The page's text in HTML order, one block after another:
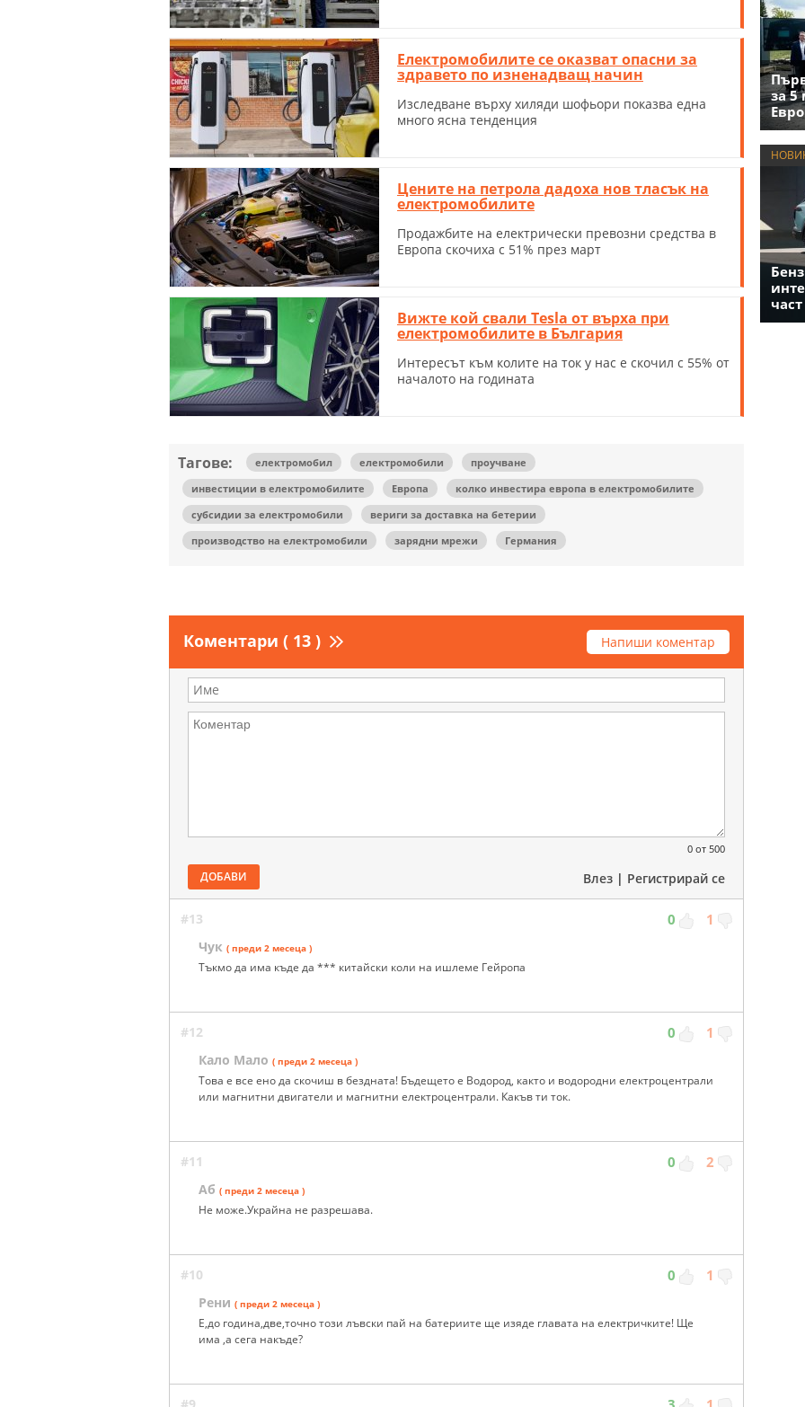
Електромобилите се оказват опасни за
здравето по изненадващ начин
Изследване върху хиляди шофьори показва една
много ясна тенденция
Цените на петрола дадоха нов тласък на
електромобилите
Продажбите на електрически превозни средства в
Европа скочиха с 51% през март
Вижте кой свали Tesla от върха при
електромобилите в България
Интересът към колите на ток у нас е скочил с 55% от
началото на годината
Тагове: електромобил електромобили
проучване
инвестиции в електромобилите
Европа
колко инвестира европа в електромобилите
субсидии за електромобили
вериги за доставка на бетерии
производство на електромобили
зарядни мрежи Германия
Коментари ( 13 ) Напиши коментар
0 от 500
ДОБАВИ Влез | Регистрирай се
#13 0 1
Чук ( преди 2 месеца )
Тъкмо да има къде да *** китайски коли на ишлеме Гейропа
#12 0 1
Кало Мало ( преди 2 месеца )
Това е все ено да скочиш в бездната! Бъдещето е Водород, както и водородни електроцентрали
или магнитни двигатели и магнитни електроцентрали. Какъв ти ток.
#11 0 2
Аб ( преди 2 месеца )
Не може.Украйна не разрешава.
#10 0 1
Рени ( преди 2 месеца )
Е,до година,две,точно този лъвски пай на батериите ще изяде главата на електричките! Ще
има ,а сега накъде?
за 5
част